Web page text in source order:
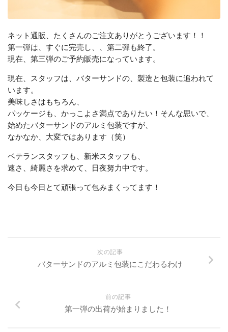
ネット通販、たくさんのご注文ありがとうございます！！
第一弾は、すぐに完売し、、第二弾も終了。
現在、第三弾のご予約販売になっています。
現在、スタッフは、バターサンドの、製造と包装に追われて
います。
美味しさはもちろん、
パッケージも、かっこよさ満点でありたい！そんな思いで、
始めたバターサンドのアルミ包装ですが、
なかなか、大変ではあります（笑）
ベテランスタッフも、新米スタッフも、
速さ、綺麗さを求めて、日夜努力中です。
今日も今日とて頑張って包みまくってます！
次の記事
バターサンドのアルミ包装にこだわるわけ
前の記事
第一弾の出荷が始まりました！